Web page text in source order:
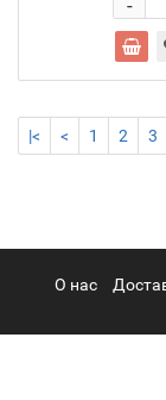
-
|< < 1 2 3
О нас